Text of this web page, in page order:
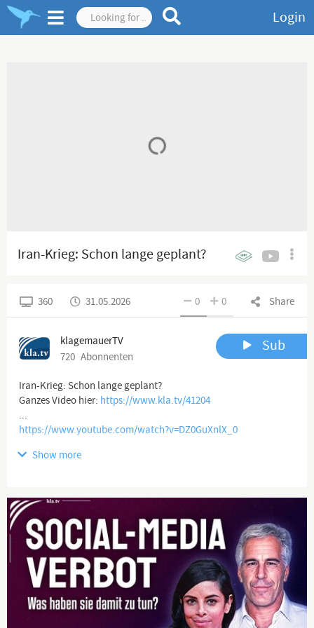
Login
Iran-Krieg: Schon lange geplant?
Share
0 0
360 31.05.2026
klagemauerTV
720 Abonnenten
Sub
Iran-Krieg: Schon lange geplant?
Ganzes Video hier: https://www.kla.tv/41204
https://www.youtube.com/watch?v=DZ0GuXnlX_0
Die anderen Nachrichten ...
Klagemauer TV entlarvt Verderben bringende Medienlügen und
Lügenmedien!
Die Lüge der Hauptmedien beginnt bei der Vortäuschung ihrer
Vielfalt, obgleich sie sich doch bald weltweit in nur noch einer
Hand befinden. Durch konsequente Unterdrückung von
Gegenstimmen erhalten sie brandgefährliche Lügen aufrecht.
Show more